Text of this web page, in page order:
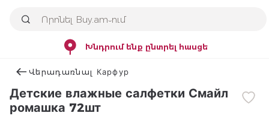
Խնդրում ենք ընտրել հասցե
Վերադառնալ Карфур
Детские влажные салфетки Смайл
ромашка 72шт